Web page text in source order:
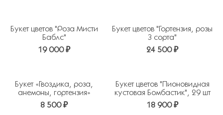
Букет цветов "Роза Мисти
Баблс"
19 000 ₽
Букет цветов "Гортензия, розы
3 сорта"
24 500 ₽
Букет «Гвоздика, роза,
анемоны, гортензия»
8 500 ₽
Букет цветов "Пионовидная
кустовая Бомбастик", 29 шт
18 900 ₽